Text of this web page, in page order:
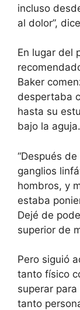
incluso
al dolor”,
En lugar del
Baker
despertaba
hasta su
bajo la aguja.
“Después
ganglios
hombros, y
estaba
Dejé de
superior de
Pero siguió
tanto físico
superar
tanto